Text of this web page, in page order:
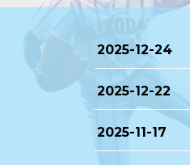
2025-12-24
2025-12-22
2025-11-17